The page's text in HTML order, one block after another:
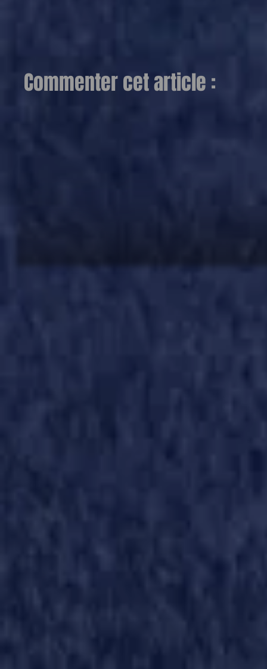
Commenter cet article :